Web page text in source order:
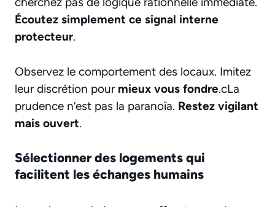
Écoutez simplement ce signal interne
protecteur.
Observez le comportement des locaux. Imitez
leur discrétion pour mieux vous fondre.cLa
prudence n’est pas la paranoïa. Restez vigilant
mais ouvert.
Sélectionner des logements qui
facilitent les échanges humains